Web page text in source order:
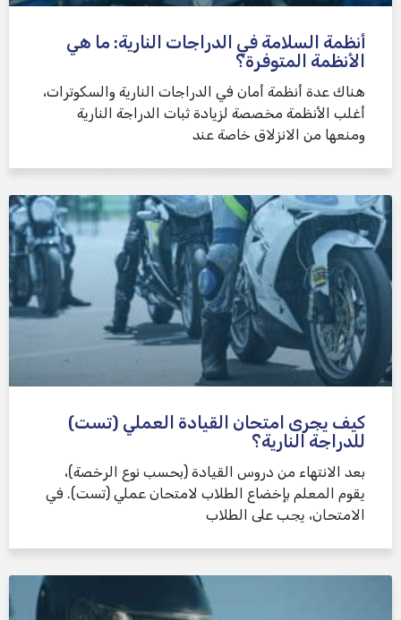
أنظمة السلامة في الدراجات النارية: ما هي
الأنظمة المتوفرة؟
هناك عدة أنظمة أمان في الدراجات النارية والسكوترات،
أغلب الأنظمة مخصصة لزيادة ثبات الدراجة النارية
ومنعها من الانزلاق خاصة عند
كيف يجرى امتحان القيادة العملي (تست)
للدراجة النارية؟
بعد الانتهاء من دروس القيادة (بحسب نوع الرخصة)،
يقوم المعلم بإخضاع الطلاب لامتحان عملي (تست). في
الامتحان، يجب على الطلاب